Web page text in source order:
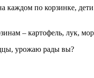
каждом по корзинке,
– картофель, лук,
урожаю рады вы?